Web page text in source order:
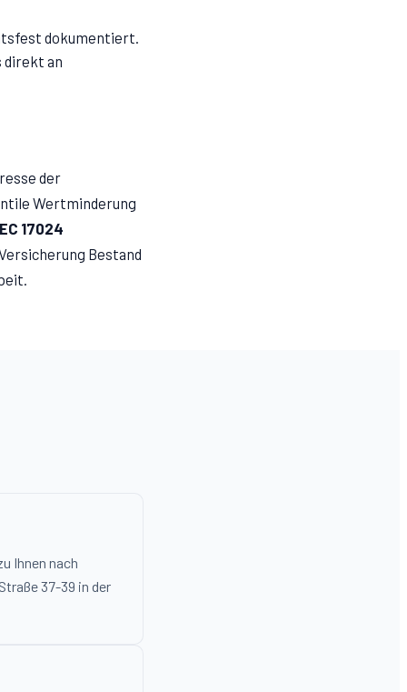
dokumentiert.
direkt an
der
Wertminderung
17024
Bestand
Ihnen nach
37-39 in der